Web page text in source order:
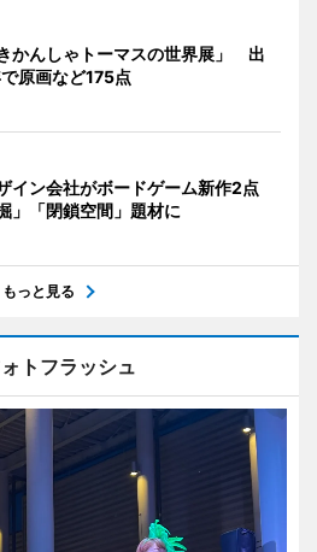
かんしゃトーマスの世界展」 出
原画など175点
イン会社がボードゲーム新作2点
」「閉鎖空間」題材に
もっと見る
トフラッシュ